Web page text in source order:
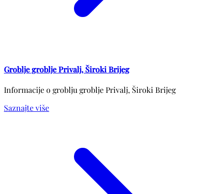
Groblje groblje Privalj, Široki Brijeg
Informacije o groblju groblje Privalj, Široki Brijeg
Saznajte više